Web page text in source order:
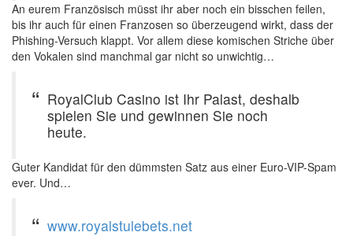
An eurem Französisch müsst ihr aber noch ein bisschen feilen,
bis ihr auch für einen Franzosen so überzeugend wirkt, dass der
Phishing-Versuch klappt. Vor allem diese komischen Striche über
den Vokalen sind manchmal gar nicht so unwichtig…
RoyalClub Casino ist Ihr Palast, deshalb
spielen Sie und gewinnen Sie noch
heute.
Guter Kandidat für den dümmsten Satz aus einer Euro-VIP-Spam
ever. Und…
www.royalstulebets.net